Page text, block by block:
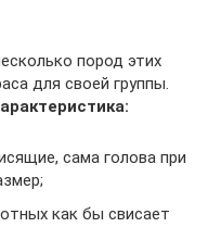
пород этих
для своей группы.
сама голова при
как бы свисает